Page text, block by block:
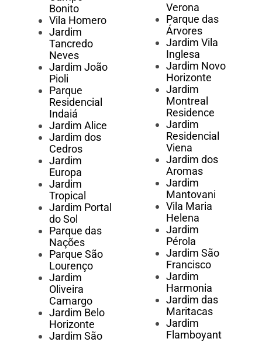
Bonito
Vila Homero
Jardim
Tancredo
Neves
Jardim João
Pioli
Parque
Residencial
Indaiá
Jardim Alice
Jardim dos
Cedros
Jardim
Europa
Jardim
Tropical
Jardim Portal
do Sol
Parque das
Nações
Parque São
Lourenço
Jardim
Oliveira
Camargo
Jardim Belo
Horizonte
Jardim São
Verona
Parque das
Árvores
Jardim Vila
Inglesa
Jardim Novo
Horizonte
Jardim
Montreal
Residence
Jardim
Residencial
Viena
Jardim dos
Aromas
Jardim
Mantovani
Vila Maria
Helena
Jardim
Pérola
Jardim São
Francisco
Jardim
Harmonia
Jardim das
Maritacas
Jardim
Flamboyant